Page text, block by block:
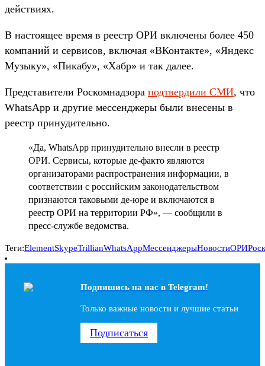
действиях.
В настоящее время в реестр ОРИ включены более 450
компаний и сервисов, включая «ВКонтакте», «Яндекс
Музыку», «Пикабу», «Хабр» и так далее.
Представители Роскомнадзора подтвердили СМИ, что
WhatsApp и другие мессенджеры были внесены в
реестр принудительно.
«Да, WhatsApp принудительно внесли в реестр
ОРИ. Сервисы, которые де-факто являются
организаторами распространения информации, в
соответствии с российским законодательством
признаются таковыми де-юре и включаются в
реестр ОРИ на территории РФ», — сообщили в
пресс-службе ведомства.
Теги:ElementSkypeTrillianWhatsAppМессенджерыНовостиОРИ
Подпишись на наc в Telegram!
Только важные новости и лучшие статьи
Подписаться